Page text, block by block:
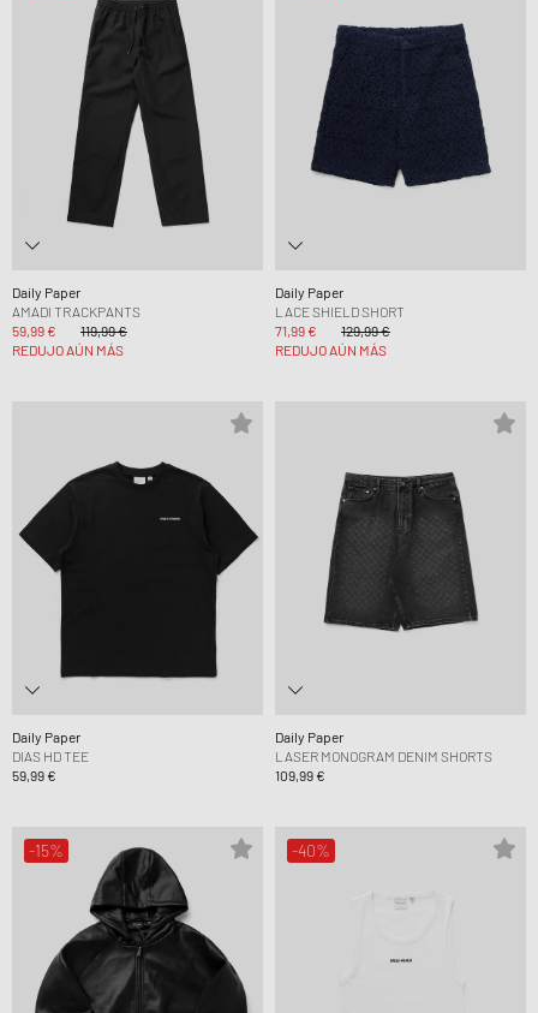
Daily Paper
AMADI TRACKPANTS
59,99 €
119,99 €
REDUJO AÚN MÁS
Daily Paper
LACE SHIELD SHORT
71,99 €
129,99 €
REDUJO AÚN MÁS
Daily Paper
DIAS HD TEE
59,99 €
Daily Paper
LASER MONOGRAM DENIM SHORTS
109,99 €
-15% -40%